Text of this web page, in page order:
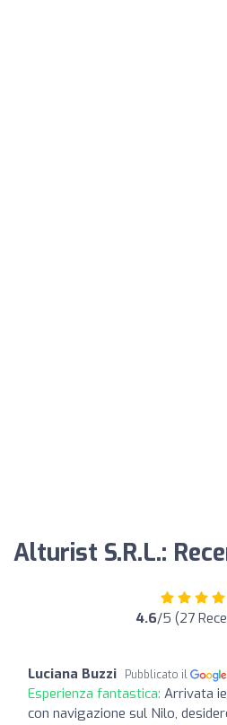
Alturist S.R.L.:
4.6/5 (27
Luciana Buzzi Pubblicato il
Esperienza fantastica: Arrivata
con navigazione sul Nilo,